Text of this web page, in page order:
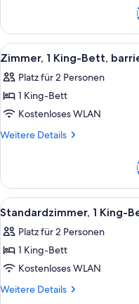
King
Bed,
Nonsmoking
Alle
Fotos
für
Zimmer,
1 King-
Bett,
anzeigen
10
Zimmer, 1 King-Bett,
Platz für 2 Personen
1 King-Bett
Kostenloses WLAN
Weitere Details
Weitere
1 King-
Bett,
barrierefrei,
Alle
Fotos
für
Standardzimmer,
1 King-
Bett,
6
Standardzimmer, 1 King-
Platz für 2 Personen
1 King-Bett
Kostenloses WLAN
Weitere Details
Weitere